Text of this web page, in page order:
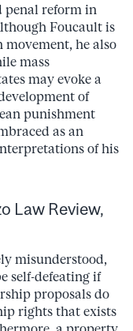
penal reform in
Foucault is
he also
mass
may evoke a
of
punishment
as an
of his
Law Review,
misunderstood,
self-defeating if
proposals do
rights that exists